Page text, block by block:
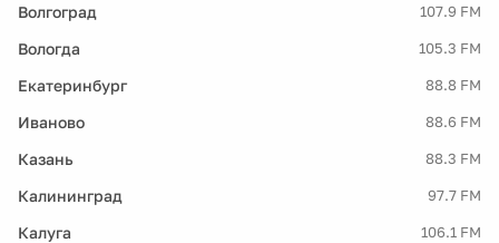
Волгоград 107.9 FM
Вологда 105.3 FM
Екатеринбург 88.8 FM
Иваново 88.6 FM
Казань 88.3 FM
Калининград 97.7 FM
Калуга 106.1 FM